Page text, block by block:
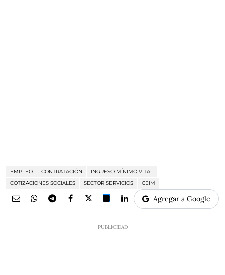
EMPLEO CONTRATACIÓN
INGRESO MÍNIMO VITAL
COTIZACIONES SOCIALES
SECTOR SERVICIOS CEIM
Agregar a Google